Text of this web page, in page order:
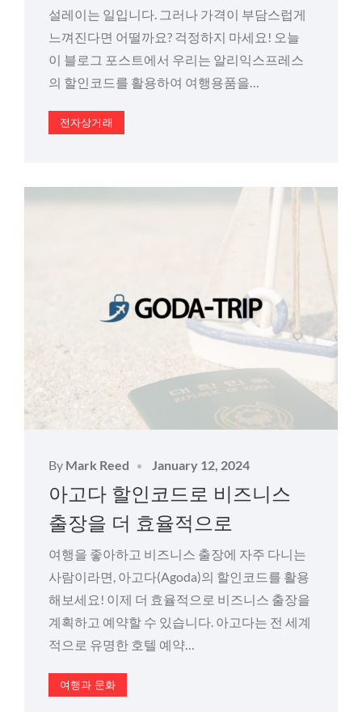
설레이는 일입니다. 그러나 가격이 부담스럽게
느껴진다면 어떨까요? 걱정하지 마세요! 오늘
이 블로그 포스트에서 우리는 알리익스프레스
의 할인코드를 활용하여 여행용품을…
전자상거래
By Mark Reed
Posted
on
January 12, 2024
아고다 할인코드로 비즈니스
출장을 더 효율적으로
여행을 좋아하고 비즈니스 출장에 자주 다니는
사람이라면, 아고다(Agoda)의 할인코드를 활용
해보세요! 이제 더 효율적으로 비즈니스 출장을
계획하고 예약할 수 있습니다. 아고다는 전 세계
적으로 유명한 호텔 예약…
여행과 문화